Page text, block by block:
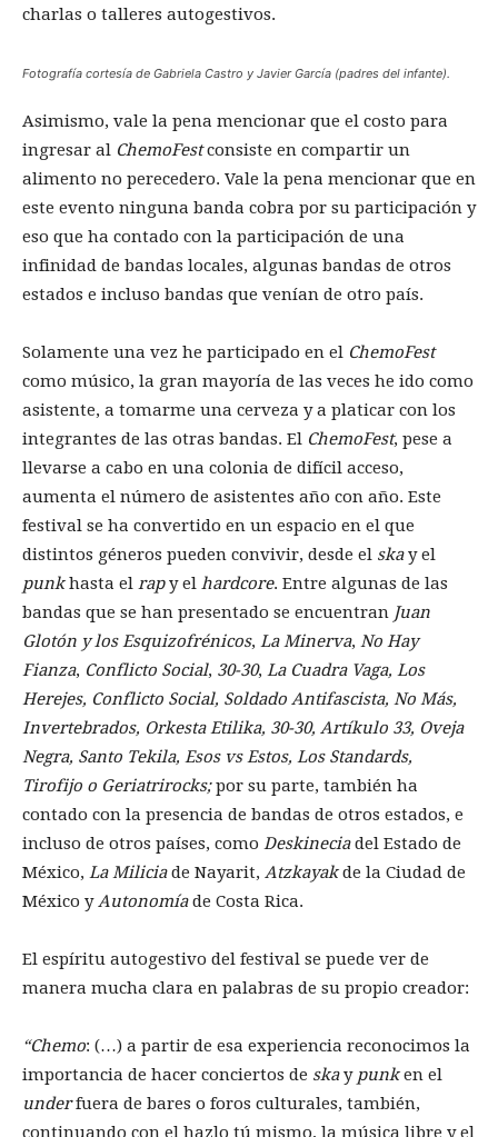
charlas o talleres autogestivos.
Fotografía cortesía de Gabriela Castro y Javier García (padres del infante).
Asimismo, vale la pena mencionar que el costo para
ingresar al ChemoFestconsiste en compartir un
alimento no perecedero. Vale la pena mencionar que en
este evento ninguna banda cobra por su participación y
eso que ha contado con la participación de una
infinidad de bandas locales, algunas bandas de otros
estados e incluso bandas que venían de otro país.
Solamente una vez he participado en el ChemoFest
como músico, la gran mayoría de las veces he ido como
asistente, a tomarme una cerveza y a platicar con los
integrantes de las otras bandas. El ChemoFest, pese a
llevarse a cabo en una colonia de difícil acceso,
aumenta el número de asistentes año con año. Este
festival se ha convertido en un espacio en el que
distintos géneros pueden convivir, desde el skay el
punkhasta el rapy el hardcore. Entre algunas de las
bandas que se han presentado se encuentran Juan
Glotón y los Esquizofrénicos, La Minerva, No Hay
Fianza, Conflicto Social, 30-30, La Cuadra Vaga, Los
Herejes, Conflicto Social, Soldado Antifascista, No Más,
Invertebrados, Orkesta Etilika, 30-30, Artíkulo 33, Oveja
Negra, Santo Tekila, Esos vs Estos, Los Standards,
Tirofijo o Geriatrirocks;por su parte, también ha
contado con la presencia de bandas de otros estados, e
incluso de otros países, como Deskineciadel Estado de
México, La Miliciade Nayarit, Atzkayakde la Ciudad de
México yAutonomíade Costa Rica.
El espíritu autogestivo del festival se puede ver de
manera mucha clara en palabras de su propio creador:
“Chemo: (…) a partir de esa experiencia reconocimos la
importancia de hacer conciertos de skay punken el
underfuera de bares o foros culturales, también,
continuando con el hazlo tú mismo, la música libre y el